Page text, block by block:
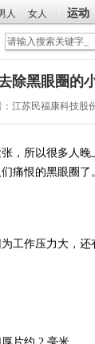
人 女人 运动
除黑眼圈的
江苏民福康科技股
所以很多人晚
痛恨的黑眼圈
作压力大，还